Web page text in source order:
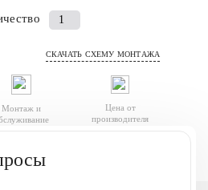
Количество
Септик
канализация)
Финтек
СКАЧАТЬ СХЕМУ МОНТАЖА
Монтаж и
Цена от
производителя